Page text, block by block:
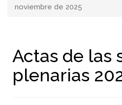
noviembre de 2025
Actas de las
plenarias